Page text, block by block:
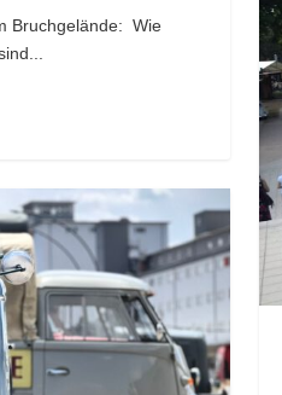
Bruchgelände: Wie